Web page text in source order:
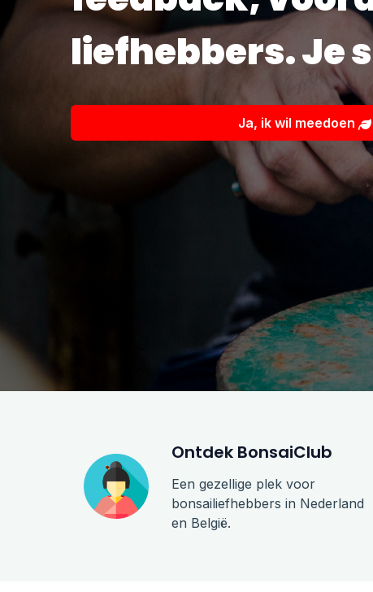
liefhebbers. Je
Ja, ik wil meedoen
Ontdek BonsaiClub
Een gezellige plek voor
bonsailiefhebbers in Nederland
en België.